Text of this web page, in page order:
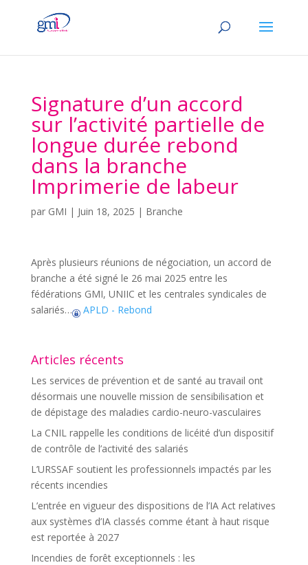
Signature d’un accord
sur l’activité partielle de
longue durée rebond
dans la branche
Imprimerie de labeur
par GMI | Juin 18, 2025 | Branche
Après plusieurs réunions de négociation, un accord de
branche a été signé le 26 mai 2025 entre les
fédérations GMI, UNIIC et les centrales syndicales de
salariés…
APLD - Rebond
Articles récents
Les services de prévention et de santé au travail ont
désormais une nouvelle mission de sensibilisation et
de dépistage des maladies cardio-neuro-vasculaires
La CNIL rappelle les conditions de licéité d’un dispositif
de contrôle de l’activité des salariés
L’URSSAF soutient les professionnels impactés par les
récents incendies
L’entrée en vigueur des dispositions de l’IA Act relatives
aux systèmes d’IA classés comme étant à haut risque
est reportée à 2027
Incendies de forêt exceptionnels : les